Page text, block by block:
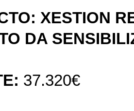
XESTION
DA
37.320€